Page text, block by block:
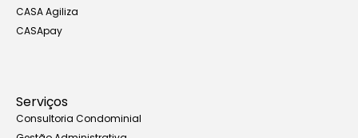
CASA Agiliza
CASApay
Serviços
Consultoria Condominial